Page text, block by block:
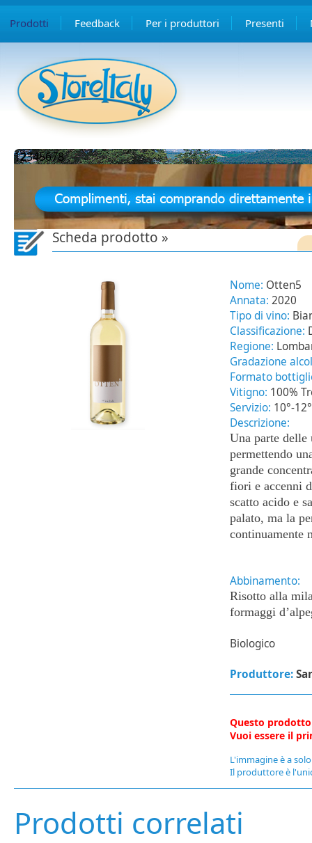
Prodotti Feedback Per i produttori Presenti
12345678
Scheda prodotto »
Nome: Otten5
Annata: 2020
Tipo di vino:
Classificazione:
Regione:
Gradazione
Formato
Vitigno: 100%
Servizio: 10°-
Descrizione:
Una parte
permettendo
grande
fiori e accenni
scatto acido e
palato, ma la
continuamente
Abbinamento:
Risotto alla
formaggi
Biologico
Produttore:
Questo
Vuoi essere il
L'immagine è a
Il produttore è
Prodotti correlati